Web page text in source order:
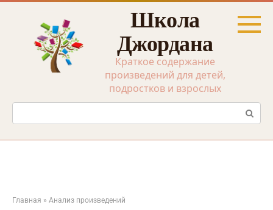
Перейти
Школа
Джордана
Краткое содержание
произведений для детей,
подростков и взрослых
Поиск:
Главная » Анализ произведений